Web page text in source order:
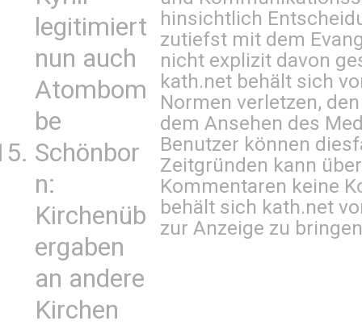
legitimiert
nun auch
Atombom
be
Schönbor
n:
Kirchenüb
ergaben
an andere
Kirchen
hinsichtlich
zutiefst mit dem
nicht explizit davon
kath.net behält sich
Normen verletzen,
dem Ansehen des
Benutzer können
Zeitgründen kann
Kommentaren keine
behält sich kath.net
zur Anzeige zu